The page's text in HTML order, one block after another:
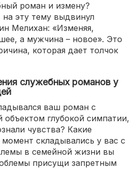
роман и измену?
эту тему выдвинул
Мелихан: «Изменяя,
а мужчина – новое». Это
которая дает толчок
служебных романов у
ваш роман с
глубокой симпатии,
чувства? Какие
складывались у вас с
в семейной жизни вы
присущи запретным